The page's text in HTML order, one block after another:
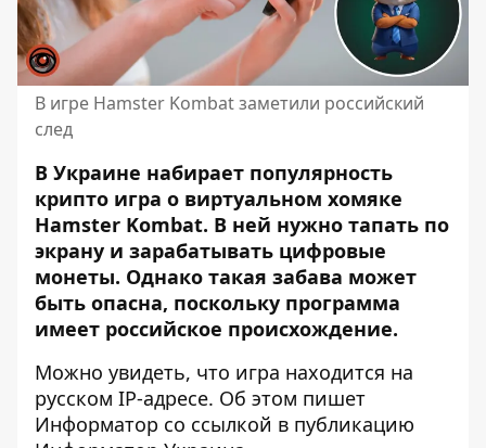
В игре Hamster Kombat заметили российский
след
В Украине набирает популярность
крипто игра о виртуальном хомяке
Hamster Kombat. В ней нужно тапать по
экрану и зарабатывать цифровые
монеты. Однако такая забава может
быть опасна, поскольку программа
имеет российское происхождение.
Можно увидеть, что игра находится на
русском IP-адресе. Об этом пишет
Информатор со ссылкой в публикацию